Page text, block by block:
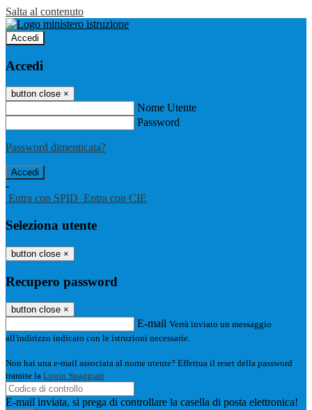
Salta al contenuto
Accedi
Accedi
button close ×
Nome Utente
Password
Password dimenticata?
-
Entra con SPID Entra con CIE
Seleziona utente
button close ×
Recupero password
button close ×
E-mail Verrà inviato un messaggio
all'indirizzo indicato con le istruzioni necessarie.
Non hai una e-mail associata al nome utente? Effettua il reset della password
tramite la Login Spaggiari
E-mail inviata, si prega di controllare la casella di posta elettronica!